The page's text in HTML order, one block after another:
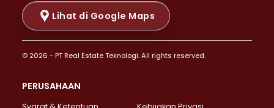
Properti Dijual di Kramat >
Properti Dijual di Pasar Baru >
Properti Dijual di Bendungan Hilir >
Properti Dijual di Jakarta Selatan >
Properti Dijual di Lebak Bulus >
Lihat di Google Maps
© 2026 - PT Real Estate Teknologi. All rights reserved.
PERUSAHAAN